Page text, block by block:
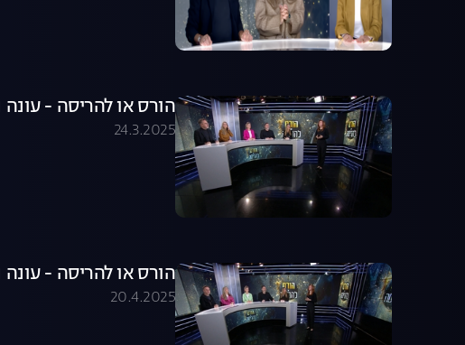
הורס או להריסה - עונה 1, פרק 2
24.3.2025
הורס או להריסה - עונה 1, פרק 3
20.4.2025